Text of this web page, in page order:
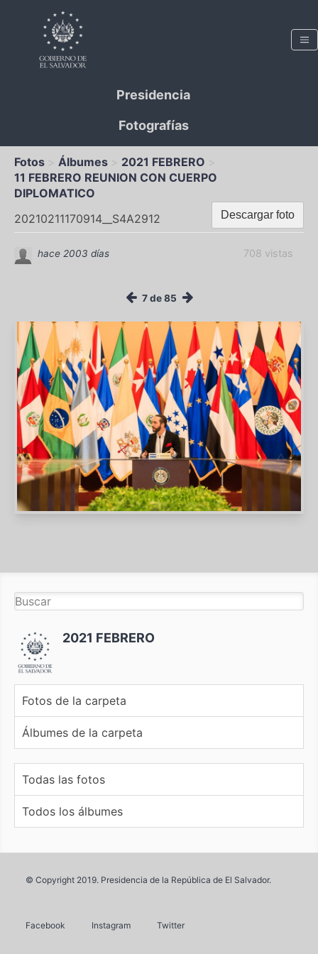
Presidencia
Fotografías
Fotos Álbumes
2021 FEBRERO
11 FEBRERO REUNION CON CUERPO
DIPLOMATICO
Descargar foto
20210211170914__S4A2912
708 vistas
hace 2003 días
7 de 85
2021 FEBRERO
Fotos de la carpeta
Álbumes de la carpeta
Todas las fotos
Todos los álbumes
© Copyright 2019. Presidencia de la República de El Salvador.
Facebook Instagram Twitter